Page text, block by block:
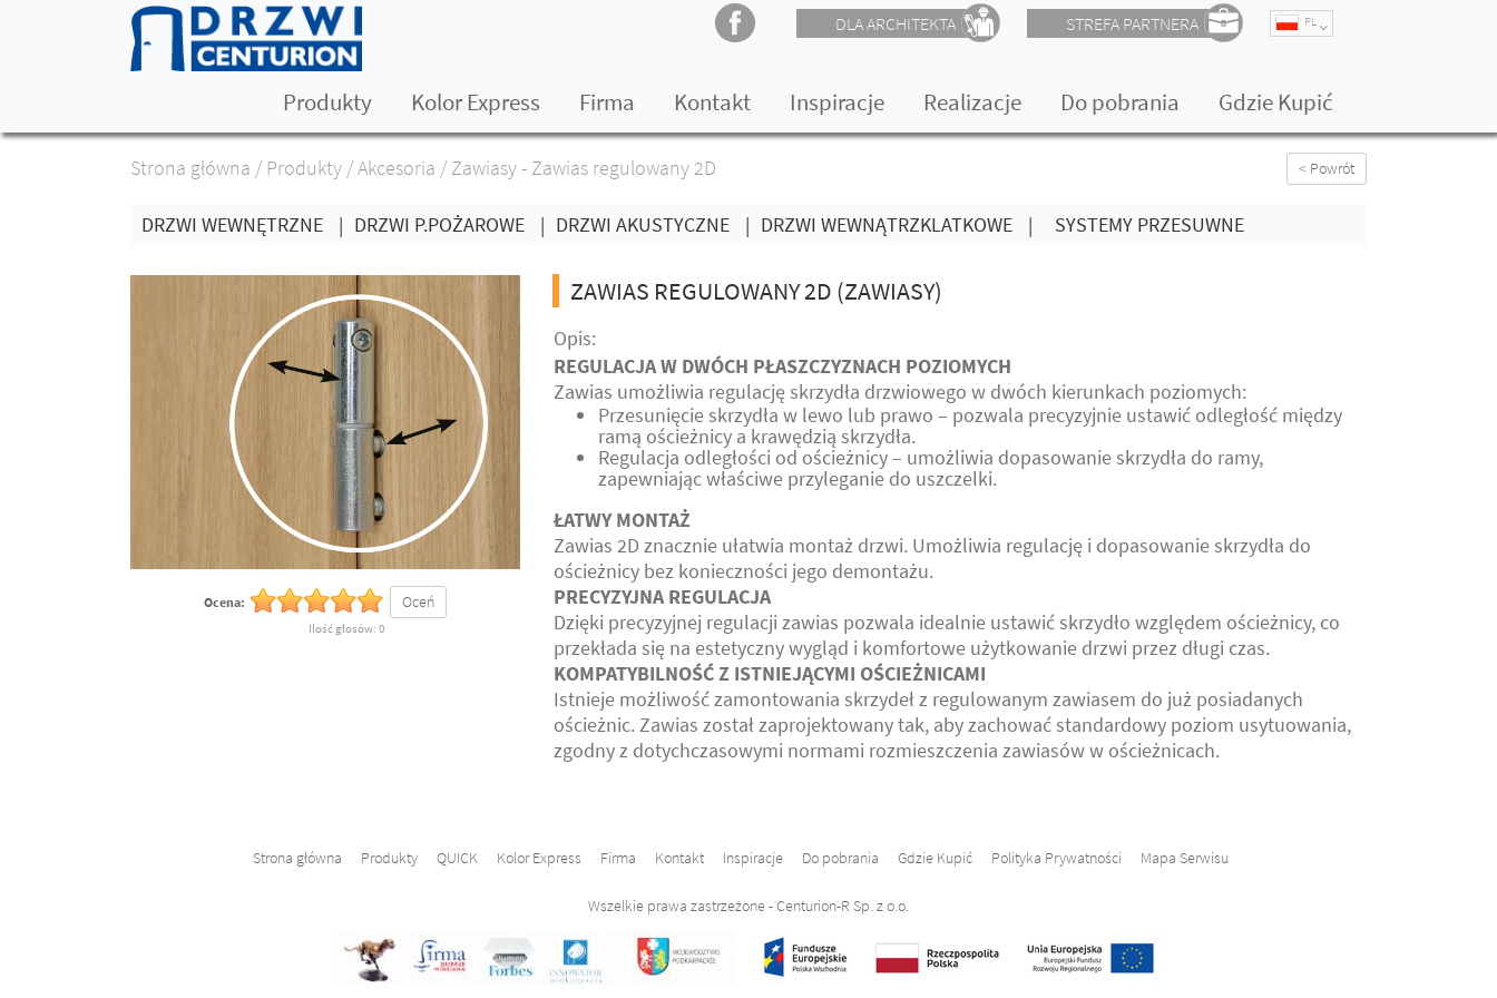
DLA ARCHITEKTA STREFA PARTNERA PL
Produkty Kolor Express Firma Kontakt Inspiracje Realizacje Do pobrania Gdzie Kupić
Strona główna / Produkty /Akcesoria / Zawiasy - Zawias regulowany 2D < Powrót
DRZWI WEWNĘTRZNE | DRZWI P.POŻAROWE | DRZWI AKUSTYCZNE | DRZWI WEWNĄTRZKLATKOWE | SYSTEMY PRZESUWNE
Ocena:
Ilość głosów: 0
Oceń
ZAWIAS REGULOWANY 2D (ZAWIASY)
Opis:
REGULACJA W DWÓCH PŁASZCZYZNACH POZIOMYCH
Zawias umożliwia regulację skrzydła drzwiowego w dwóch kierunkach poziomych:
Przesunięcie skrzydła w lewo lub prawo – pozwala precyzyjnie ustawić odległość między
ramą ościeżnicy a krawędzią skrzydła.
Regulacja odległości od ościeżnicy – umożliwia dopasowanie skrzydła do ramy,
zapewniając właściwe przyleganie do uszczelki.
ŁATWY MONTAŻ
Zawias 2D znacznie ułatwia montaż drzwi. Umożliwia regulację i dopasowanie skrzydła do
ościeżnicy bez konieczności jego demontażu.
PRECYZYJNA REGULACJA
Dzięki precyzyjnej regulacji zawias pozwala idealnie ustawić skrzydło względem ościeżnicy, co
przekłada się na estetyczny wygląd i komfortowe użytkowanie drzwi przez długi czas.
KOMPATYBILNOŚĆ Z ISTNIEJĄCYMI OŚCIEŻNICAMI
Istnieje możliwość zamontowania skrzydeł z regulowanym zawiasem do już posiadanych
ościeżnic. Zawias został zaprojektowany tak, aby zachować standardowy poziom usytuowania,
zgodny z dotychczasowymi normami rozmieszczenia zawiasów w ościeżnicach.
Strona główna Produkty QUICK Kolor Express Firma Kontakt Inspiracje Do pobrania Gdzie Kupić Polityka Prywatności Mapa Serwisu
Wszelkie prawa zastrzeżone - Centurion-R Sp. z o.o.